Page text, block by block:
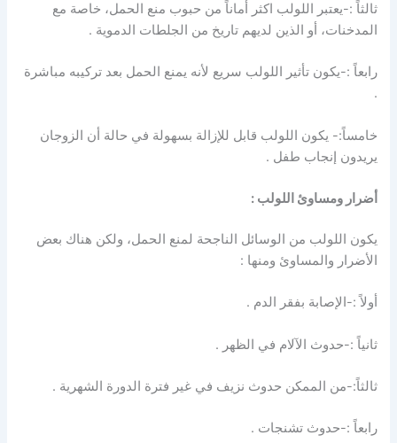
ثالثاً :-يعتبر اللولب اكثر أماناً من حبوب منع الحمل، خاصة مع
المدخنات، أو الذين لديهم تاريخ من الجلطات الدموية .
رابعاً :-يكون تأثير اللولب سريع لأنه يمنع الحمل بعد تركيبه مباشرة
.
خامساً:- يكون اللولب قابل للإزالة بسهولة في حالة أن الزوجان
يريدون إنجاب طفل .
أضرار ومساوئ اللولب :
يكون اللولب من الوسائل الناجحة لمنع الحمل، ولكن هناك بعض
الأضرار والمساوئ ومنها :
أولاً :-الإصابة بفقر الدم .
ثانياً :-حدوث الآلام في الظهر .
ثالثاً:-من الممكن حدوث نزيف في غير فترة الدورة الشهرية .
رابعاً :-حدوث تشنجات .